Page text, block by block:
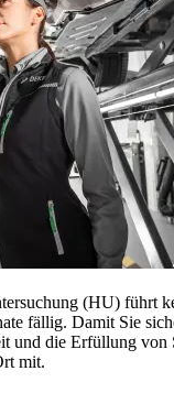
(HU) führt
fällig. Damit Sie
die Erfüllung von
mit.